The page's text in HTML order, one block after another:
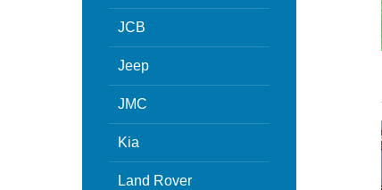
JCB
Jeep
JMC
Kia
Land Rover